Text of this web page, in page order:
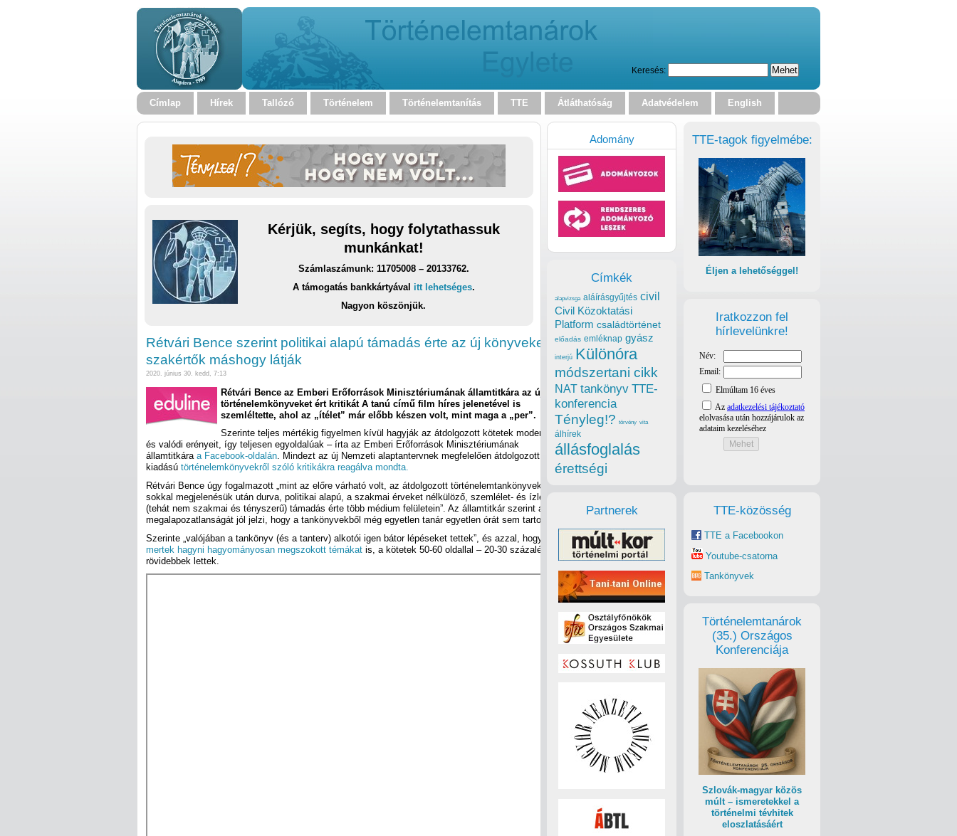
Keresés:
Címlap Hírek Tallózó Történelem Történelemtanítás TTE Átláthatóság Adatvédelem English
Kérjük, segíts, hogy folytathassuk
munkánkat!
Számlaszámunk: 11705008 – 20133762.
A támogatás bankkártyával itt lehetséges.
Nagyon köszönjük.
Rétvári Bence szerint politikai alapú támadás érte az új könyveket, a
szakértők máshogy látják
2020. június 30. kedd, 7:13
Rétvári Bence az Emberi Erőforrások Minisztériumának államtitkára az új
történelemkönyveket ért kritikát A tanú című film híres jelenetével is
szemléltette, ahol az „ítélet” már előbb készen volt, mint maga a „per”.
Szerinte teljes mértékig figyelmen kívül hagyják az átdolgozott kötetek modernitását
és valódi erényeit, így teljesen egyoldalúak – írta az Emberi Erőforrások Minisztériumának
államtitkára a Facebook-oldalán. Mindezt az új Nemzeti alaptantervnek megfelelően átdolgozott, állami
kiadású történelemkönyvekről szóló kritikákra reagálva mondta.
Rétvári Bence úgy fogalmazott „mint az előre várható volt, az átdolgozott történelemtankönyveket nem
sokkal megjelenésük után durva, politikai alapú, a szakmai érveket nélkülöző, szemlélet- és ízlésbeli
(tehát nem szakmai és tényszerű) támadás érte több médium felületein”. Az államtitkár szerint a kritikák
megalapozatlanságát jól jelzi, hogy a tankönyvekből még egyetlen tanár egyetlen órát sem tartott.
Szerinte „valójában a tankönyv (és a tanterv) alkotói igen bátor lépéseket tettek”, és azzal, hogy
mertek hagyni hagyományosan megszokott témákat is, a kötetek 50-60 oldallal – 20-30 százalékkal –
rövidebbek lettek.
TTE-tagok figyelmébe:
Éljen a lehetőséggel!
Iratkozzon fel
hírlevelünkre!
TTE-közösség
TTE a Facebookon
Youtube-csatorna
Tankönyvek
Történelemtanárok
(35.) Országos
Konferenciája
Szlovák-magyar közös
múlt – ismeretekkel a
történelmi tévhitek
eloszlatásáért
Adomány
Címkék
alapvizsga aláírásgyűjtés civil
Civil Közoktatási
Platform családtörténet
előadás emléknap gyász
interjú Különóra
módszertani cikk
NAT tankönyv TTE-
konferencia
Tényleg!? törvény vita
álhírek
állásfoglalás
érettségi
Partnerek